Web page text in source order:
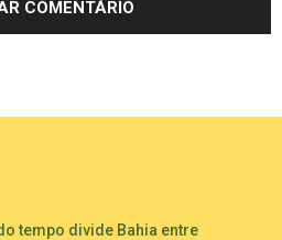
tempo divide Bahia entre